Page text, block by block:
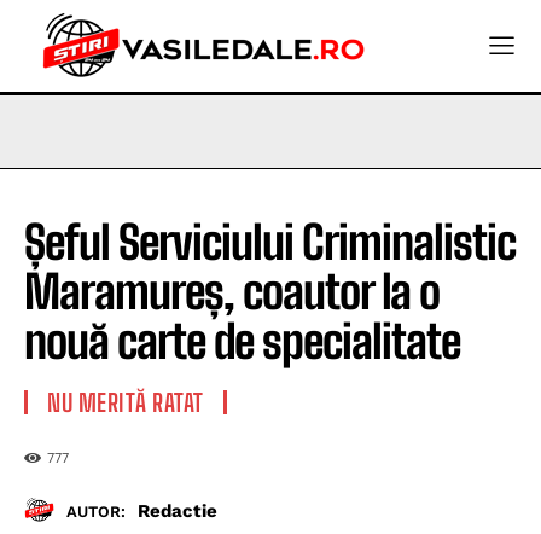
Șeful Serviciului Criminalistic
Maramureș, coautor la o
nouă carte de specialitate
NU MERITĂ RATAT
777
AUTOR: Redactie